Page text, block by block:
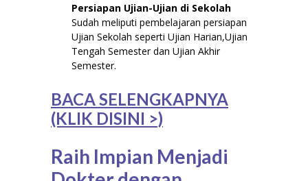
Persiapan Ujian-Ujian di Sekolah
Sudah meliputi pembelajaran persiapan
Ujian Sekolah seperti Ujian Harian,Ujian
Tengah Semester dan Ujian Akhir
Semester.
BACA SELENGKAPNYA
(KLIK DISINI >)
Raih Impian Menjadi